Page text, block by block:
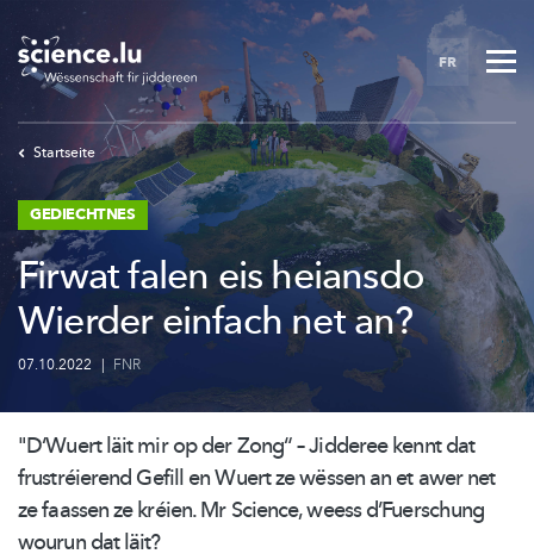
to
main
content
FR
Startseite
GEDIECHTNES
Firwat falen eis heiansdo
Wierder einfach net an?
07.10.2022 | FNR
"D‘Wuert läit mir op der Zong“ – Jidderee kennt dat
frustréierend Gefill en Wuert ze wëssen an et awer net
ze faassen ze kréien. Mr Science, weessd’Fuerschung
wourun dat läit?